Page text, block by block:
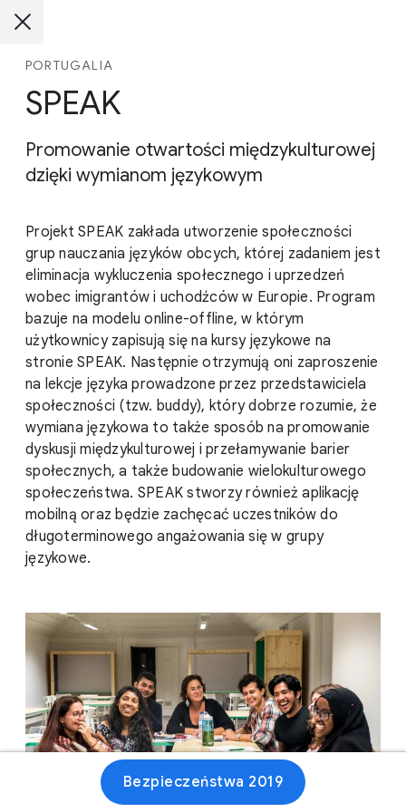
PORTUGALIA
SPEAK
Promowanie otwartości międzykulturowej
dzięki wymianom językowym
Projekt SPEAK zakłada utworzenie społeczności
grup nauczania języków obcych, której zadaniem jest
eliminacja wykluczenia społecznego i uprzedzeń
wobec imigrantów i uchodźców w Europie. Program
bazuje na modelu online-offline, w którym
użytkownicy zapisują się na kursy językowe na
stronie SPEAK. Następnie otrzymują oni zaproszenie
na lekcje języka prowadzone przez przedstawiciela
społeczności (tzw. buddy), który dobrze rozumie, że
wymiana językowa to także sposób na promowanie
dyskusji międzykulturowej i przełamywanie barier
społecznych, a także budowanie wielokulturowego
społeczeństwa. SPEAK stworzy również aplikację
mobilną oraz będzie zachęcać uczestników do
długoterminowego angażowania się w grupy
językowe.
Bezpieczeństwa 2019